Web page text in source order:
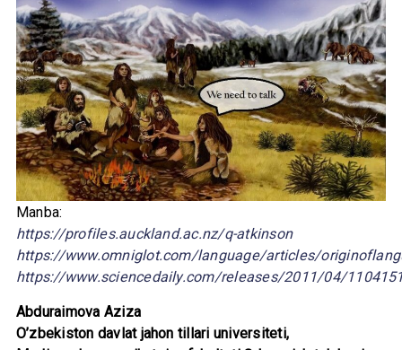
Manba:
https://profiles.auckland.ac.nz/q-atkinson
https://www.omniglot.com/language/articles/
https://www.sciencedaily.com/releases/2011/04/
Abduraimova Aziza
O’zbekiston davlat jahon tillari universiteti,